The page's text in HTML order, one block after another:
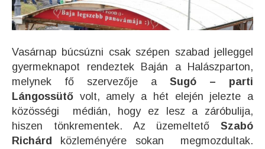
Vasárnap búcsúzni csak szépen szabad jelleggel
gyermeknapot rendeztek Baján a Halászparton,
melynek fő szervezője a Sugó – parti
Lángossütő volt, amely a hét elején jelezte a
közösségi médián, hogy ez lesz a záróbulija,
hiszen tönkrementek. Az üzemeltető Szabó
Richárd
közleményére sokan megmozdultak.